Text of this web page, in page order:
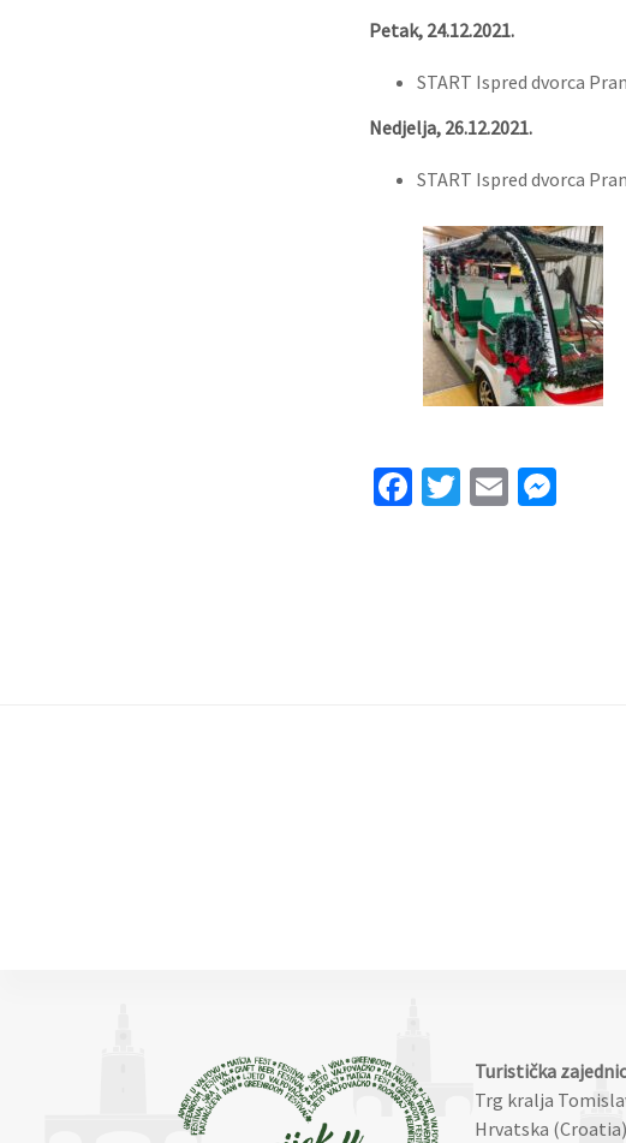
Petak, 24.12.2021.
START Ispred dvorca
Nedjelja, 26.12.2021.
START Ispred dvorca
Facebook
Twitter
Email
Turistička
Trg kralja
Hrvatska (Croatia)